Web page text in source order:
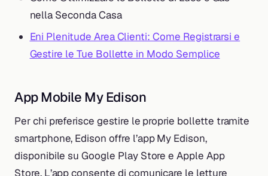
nella Seconda Casa
Eni Plenitude Area Clienti: Come Registrarsi e
Gestire le Tue Bollette in Modo Semplice
App Mobile My Edison
Per chi preferisce gestire le proprie bollette tramite
smartphone, Edison offre l’app My Edison,
disponibile su Google Play Store e Apple App
Store. L’app consente di comunicare le letture